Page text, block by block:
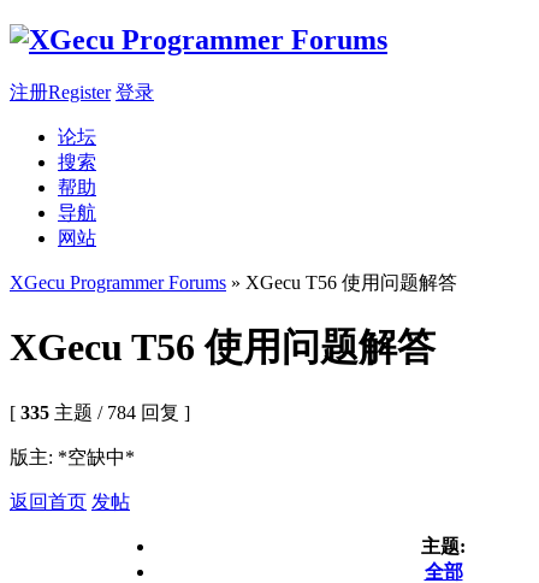
注册Register 登录
论坛
搜索
帮助
导航
网站
XGecu Programmer Forums » XGecu T56 使用问题解答
XGecu T56 使用问题解答
[ 335 主题 / 784 回复 ]
版主: *空缺中*
返回首页 发帖
主题:
全部